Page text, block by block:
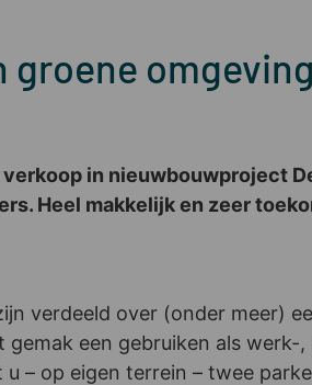
groene
in nieuwbouwproject
Heel makkelijk en zeer
verdeeld over (onder meer)
gemak een gebruiken als werk-
– op eigen terrein – twee